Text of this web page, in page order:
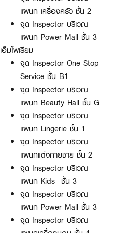
แผนก เครื่องครัว ชั้น 2
จุด Inspector บริเวณ
แผนก Power Mall ชั้น 3
เอ็มโพเรียม
จุด Inspector One Stop
Service ชั้น B1
จุด Inspector บริเวณ
แผนก Beauty Hall ชั้น G
จุด Inspector บริเวณ
แผนก Lingerie ชั้น 1
จุด Inspector บริเวณ
แผนกแต่งกายชาย ชั้น 2
จุด Inspector บริเวณ
แผนก Kids ชั้น 3
จุด Inspector บริเวณ
แผนก Power Mall ชั้น 3
จุด Inspector บริเวณ